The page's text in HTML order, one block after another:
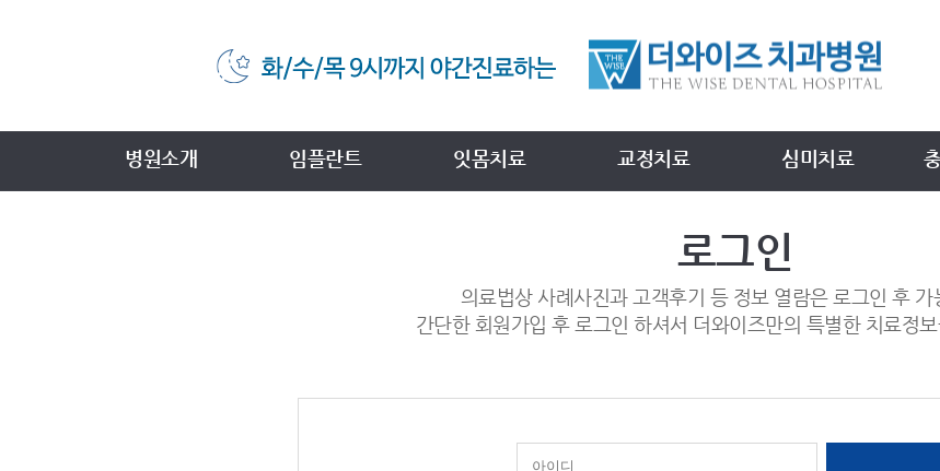
병원소개 임플란트 잇몸치료 교정치료 심미치료
로그인
의료법상 사례사진과 고객후기 등 정보 열람은 로그인 후 가
간단한 회원가입 후 로그인 하셔서 더와이즈만의 특별한 치료정보